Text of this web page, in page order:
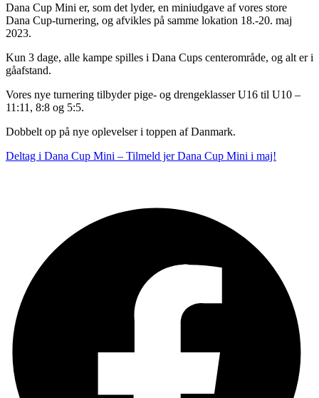
Dana Cup Mini er, som det lyder, en miniudgave af vores store
Dana Cup-turnering, og afvikles på samme lokation 18.-20. maj
2023.
Kun 3 dage, alle kampe spilles i Dana Cups centerområde, og alt er i
gåafstand.
Vores nye turnering tilbyder pige- og drengeklasser U16 til U10 –
11:11, 8:8 og 5:5.
Dobbelt op på nye oplevelser i toppen af Danmark.
Deltag i Dana Cup Mini – Tilmeld jer Dana Cup Mini i maj!